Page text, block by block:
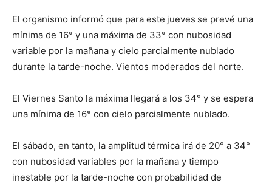
El organismo informó que para este jueves se prevé una
mínima de 16° y una máxima de 33° con nubosidad
variable por la mañana y cielo parcialmente nublado
durante la tarde-noche. Vientos moderados del norte.
El Viernes Santo la máxima llegará a los 34° y se espera
una mínima de 16° con cielo parcialmente nublado.
El sábado, en tanto, la amplitud térmica irá de 20° a 34°
con nubosidad variables por la mañana y tiempo
inestable por la tarde-noche con probabilidad de